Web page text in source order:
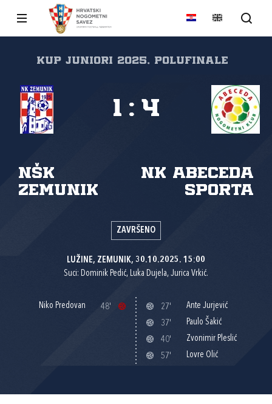
KUP JUNIORI 2025, Polufinale
NŠK
Zemunik
NK Abeceda
sporta
1 : 4
ZAVRŠENO
LUŽINE, ZEMUNIK, 30.10.2025. 15:00
Suci: Dominik Pedić, Luka Dujela, Jurica Vrkić.
Niko Predovan 48' 27'
Ante Jurjević
37'
Paulo Šakić
40'
Zvonimir Pleslić
57'
Lovre Olić